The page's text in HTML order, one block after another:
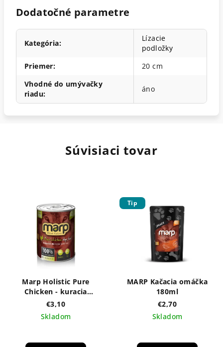
Dodatočné parametre
Kategória:
Lízacie
podložky
Priemer:
20 cm
Vhodné do umývačky
riadu:
áno
Súvisiaci tovar
Marp Holistic Pure
Chicken - kuracia
konzerva 400g
€3,10
Skladom
Tip
MARP Kačacia omáčka
180ml
€2,70
Skladom
hodnotenie